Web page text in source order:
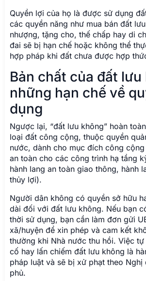
Quyền lợi của họ là được sử dụng
các quyền năng như mua bán đất
nhượng, tặng cho, thế chấp hay di
đai sẽ bị hạn chế hoặc không thể
hợp pháp khi đất chưa được hợp
Bản chất của đất lưu
những hạn chế về
dụng
Ngược lại, “đất lưu không” hoàn
loại đất công cộng, thuộc quyền
nước, dành cho mục đích công
an toàn cho các công trình hạ tầng
hành lang an toàn giao thông, hành
thủy lợi).
Người dân không có quyền sở hữu
dài đối với đất lưu không. Nếu bạn
thời sử dụng, bạn cần làm đơn gửi
xã/huyện để xin phép và cam kết
thường khi Nhà nước thu hồi. Việc
cố hay lấn chiếm đất lưu không là
pháp luật và sẽ bị xử phạt theo Nghị
phủ.